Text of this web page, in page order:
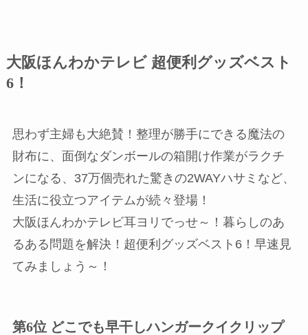
大阪ほんわかテレビ 超便利グッズベスト
6！
思わず主婦も大絶賛！整理が勝手にできる魔法の
財布に、面倒なダンボールの箱開け作業がラクチ
ンになる、37万個売れた驚きの2WAYハサミなど、
生活に役立つアイテムが続々登場！
大阪ほんわかテレビ耳ヨリでっせ～！暮らしのあ
るある問題を解決！超便利グッズベスト6！早速見
てみましょう～！
第6位 どこでも早干しハンガークイクリップ